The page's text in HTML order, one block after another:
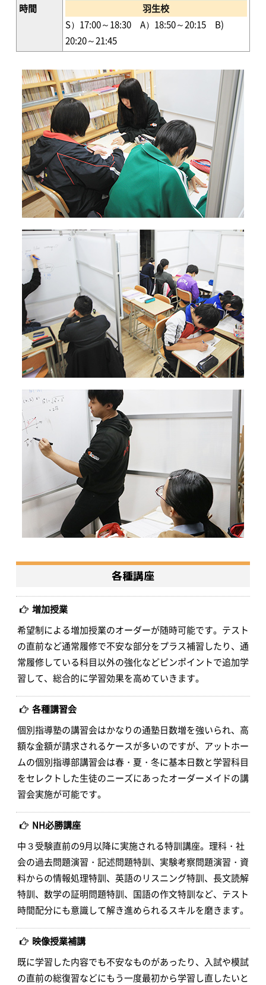
時間
羽生校
S）17:00～18:30 A）18:50～20:15 B)
20:20～21:45
各種講座
増加授業
希望制による増加授業のオーダーが随時可能です。テスト
の直前など通常履修で不安な部分をプラス補習したり、通
常履修している科目以外の強化などピンポイントで追加学
習して、総合的に学習効果を高めていきます。
各種講習会
個別指導塾の講習会はかなりの通塾日数増を強いられ、高
額な金額が請求されるケースが多いのですが、アットホー
ムの個別指導部講習会は春・夏・冬に基本日数と学習科目
をセレクトした生徒のニーズにあったオーダーメイドの講
習会実施が可能です。
NH必勝講座
中３受験直前の9月以降に実施される特訓講座。理科・社
会の過去問題演習・記述問題特訓、実験考察問題演習・資
料からの情報処理特訓、英語のリスニング特訓、長文読解
特訓、数学の証明問題特訓、国語の作文特訓など、テスト
時間配分にも意識して解き進められるスキルを磨きます。
映像授業補講
既に学習した内容でも不安なものがあったり、入試や模試
の直前の総復習などにもう一度最初から学習し直したいと